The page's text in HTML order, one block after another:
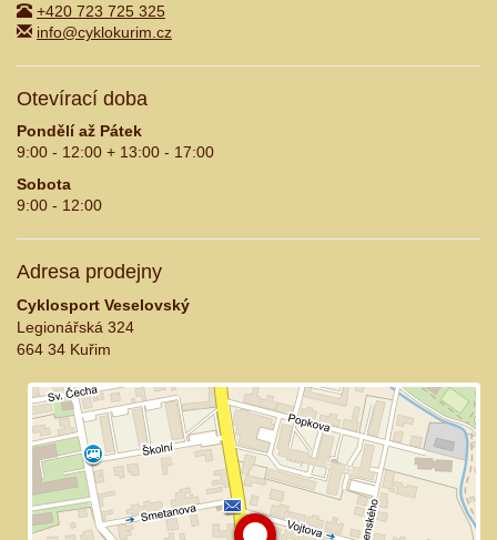
+420 723 725 325
info@cyklokurim.cz
Otevírací doba
Pondělí až Pátek
9:00 - 12:00 + 13:00 - 17:00
Sobota
9:00 - 12:00
Adresa prodejny
Cyklosport Veselovský
Legionářská 324
664 34 Kuřim